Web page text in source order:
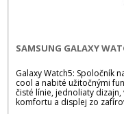
SAMSUNG GALAXY
Galaxy Watch5: Spoločník
cool a nabité užitočnými
čisté línie, jednoliaty
komfortu a displej zo